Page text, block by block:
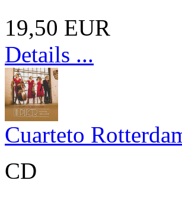
19,50 EUR
Details ...
Cuarteto
CD